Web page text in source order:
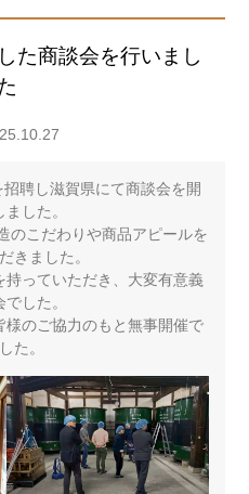
た商談会を行いまし
聘し滋賀県にて商談会を開
した。
のこだわりや商品アピールを
きました。
っていただき、大変有意義
した。
のご協力のもと無事開催で
た。